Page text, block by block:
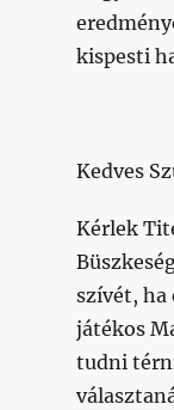
kispesti
Kedves
Kérlek
szívét, ha
játékos
tudni